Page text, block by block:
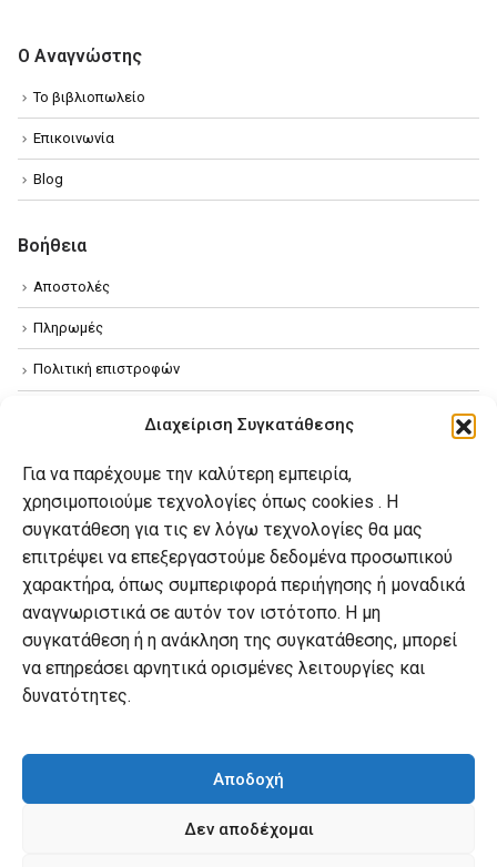
Διαχείριση Συγκατάθεσης
Για να παρέχουμε την καλύτερη εμπειρία,
χρησιμοποιούμε τεχνολογίες όπως cookies . Η
συγκατάθεση για τις εν λόγω τεχνολογίες θα μας
επιτρέψει να επεξεργαστούμε δεδομένα προσωπικού
χαρακτήρα, όπως συμπεριφορά περιήγησης ή μοναδικά
αναγνωριστικά σε αυτόν τον ιστότοπο. Η μη
συγκατάθεση ή η ανάκληση της συγκατάθεσης, μπορεί
να επηρεάσει αρνητικά ορισμένες λειτουργίες και
δυνατότητες.
Αποδοχή
Δεν αποδέχομαι
Ο Αναγνώστης
Το βιβλιοπωλείο
Επικοινωνία
Blog
Βοήθεια
Αποστολές
Πληρωμές
Πολιτική επιστροφών
Πολιτική Cookies
Ο λογαριασμός μου
Ο λογαριασμός μου
Οι παραγγελίες μου
Λίστα επιθυμιών